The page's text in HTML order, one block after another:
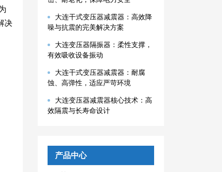
决
大连干式变压器减震器：高效降
噪与抗震的完美解决方案
大连变压器隔振器：柔性支撑，
有效吸收设备振动
大连干式变压器减震器：耐腐
蚀、高弹性，适应严苛环境
大连变压器减震器核心技术：高
效隔震与长寿命设计
产品中心